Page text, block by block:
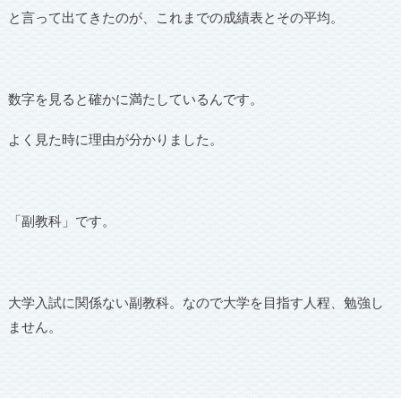
と言って出てきたのが、これまでの成績表とその平均。
数字を見ると確かに満たしているんです。
よく見た時に理由が分かりました。
「副教科」です。
大学入試に関係ない副教科。なので大学を目指す人程、勉強し
ません。